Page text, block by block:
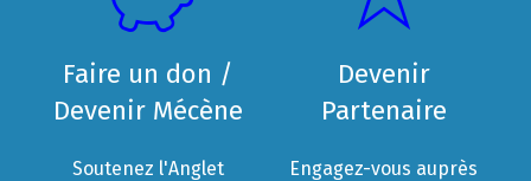
Faire un don /
Devenir Mécène
Soutenez l'Anglet
Devenir
Partenaire
Engagez-vous auprès